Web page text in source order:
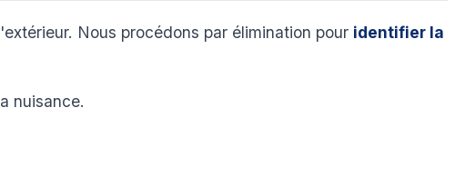
Nous procédons par élimination pour identifier la
nuisance.